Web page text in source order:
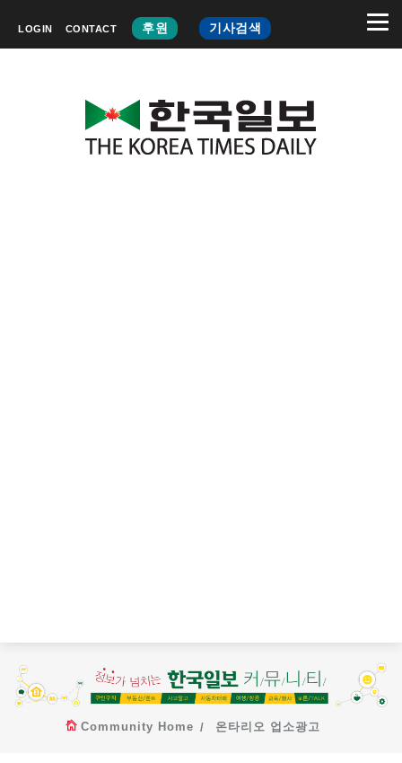
LOGIN CONTACT 후원 기사검색
Community Home 온타리오 업소광고